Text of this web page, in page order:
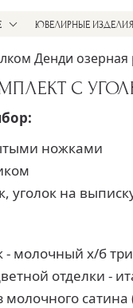
ЮВЕЛИРНЫЕ ИЗДЕЛИЯ
Денди озерная
С
ножками
уголок на
- молочный х/б
отделки -
сатина